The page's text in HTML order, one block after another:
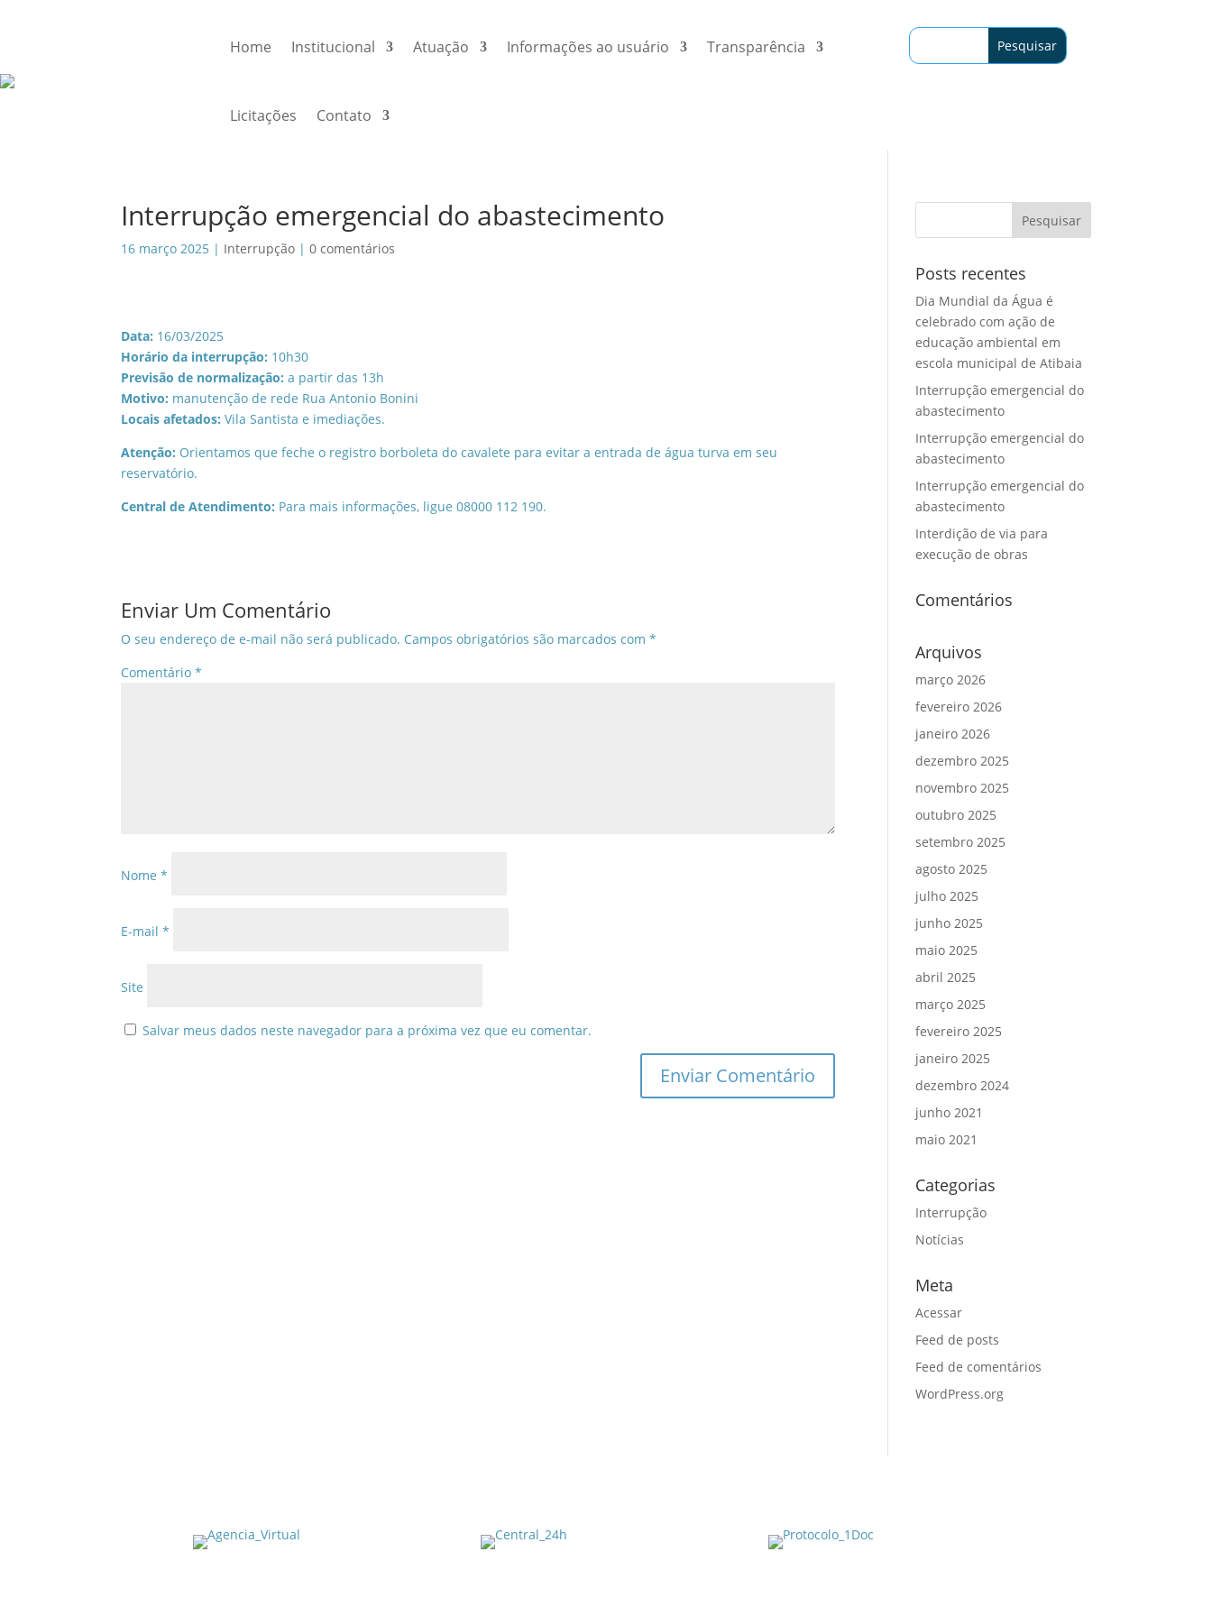
Home Institucional Atuação Informações ao usuário Transparência
Licitações Contato
Interrupção emergencial do abastecimento
16 março 2025 | Interrupção |0 comentários
Data: 16/03/2025
Horário da interrupção: 10h30
Previsão de normalização: a partir das 13h
Motivo: manutenção de rede Rua Antonio Bonini
Locais afetados: Vila Santista e imediações.
Atenção: Orientamos que feche o registro borboleta do cavalete para evitar a entrada de água turva em seu
reservatório.
Central de Atendimento: Para mais informações, ligue 08000 112 190.
Enviar Um Comentário
O seu endereço de e-mail não será publicado. Campos obrigatórios são marcados com*
Comentário*
Nome*
E-mail*
Site
Salvar meus dados neste navegador para a próxima vez que eu comentar.
Posts recentes
Dia Mundial da Água é
celebrado com ação de
educação ambiental em
escola municipal de Atibaia
Interrupção emergencial do
abastecimento
Interrupção emergencial do
abastecimento
Interrupção emergencial do
abastecimento
Interdição de via para
execução de obras
Comentários
Arquivos
março 2026
fevereiro 2026
janeiro 2026
dezembro 2025
novembro 2025
outubro 2025
setembro 2025
agosto 2025
julho 2025
junho 2025
maio 2025
abril 2025
março 2025
fevereiro 2025
janeiro 2025
dezembro 2024
junho 2021
maio 2021
Categorias
Interrupção
Notícias
Meta
Acessar
Feed de posts
Feed de comentários
WordPress.org